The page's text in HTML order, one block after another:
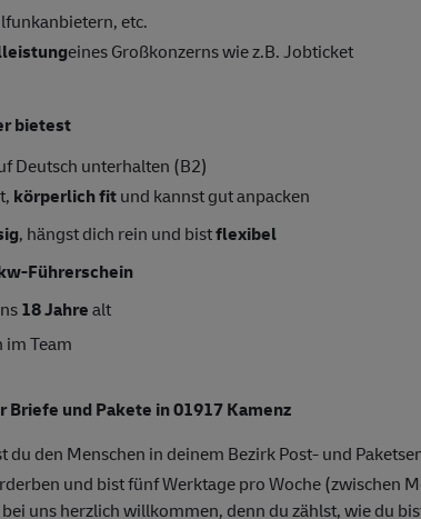
etc.
eines Großkonzerns wie z.B. Jobticket
bietest
Deutsch unterhalten (B2)
körperlich fitund kannst gut anpacken
, hängst dich rein und bistflexibel
Führerschein
18 Jahrealt
im Team
und Pakete in 01917 Kamenz
du den Menschen in deinem Bezirk Post- und
und bist fünf Werktage pro Woche (zwischen
uns herzlich willkommen, denn du zählst, wie du